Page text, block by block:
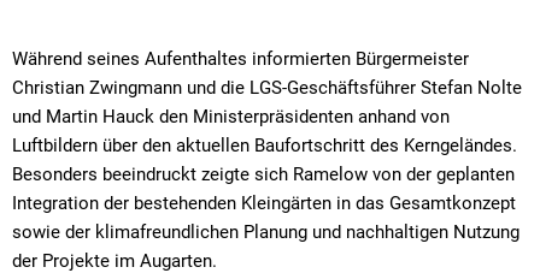
Während seines Aufenthaltes informierten Bürgermeister
Christian Zwingmann und die LGS-Geschäftsführer Stefan Nolte
und Martin Hauck den Ministerpräsidenten anhand von
Luftbildern über den aktuellen Baufortschritt des Kerngeländes.
Besonders beeindruckt zeigte sich Ramelow von der geplanten
Integration der bestehenden Kleingärten in das Gesamtkonzept
sowie der klimafreundlichen Planung und nachhaltigen Nutzung
der Projekte im Augarten.